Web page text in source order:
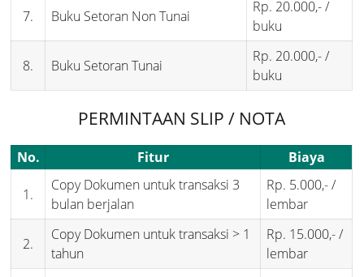
7. Buku Setoran Non Tunai
Rp. 20.000,- /
buku
8. Buku Setoran Tunai
Rp. 20.000,- /
buku
PERMINTAAN SLIP / NOTA
No. Fitur Biaya
1.
Copy Dokumen untuk transaksi 3
bulan berjalan
Rp. 5.000,- /
lembar
2.
Copy Dokumen untuk transaksi > 1
tahun
Rp. 15.000,- /
lembar